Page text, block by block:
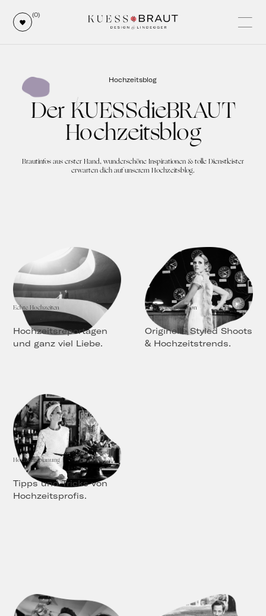
(0)
Hochzeitsblog
Der KUESSdieBRAUT
Hochzeitsblog
Brautinfos aus erster Hand, wunderschöne Inspirationen & tolle Dienstleister
erwarten dich auf unserem Hochzeitsblog.
Echte Hochzeiten
Hochzeitsreportagen
und ganz viel Liebe.
Hochzeitsinspiration
Originelle Styled Shoots
& Hochzeitstrends.
Hochzeitsplanung
Tipps und Tricks von
Hochzeitsprofis.